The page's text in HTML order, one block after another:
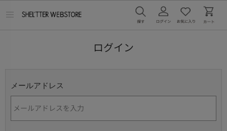
ログイン
メールアドレス